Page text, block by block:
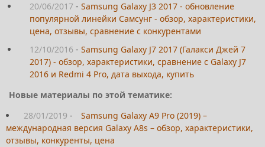
20/06/2017 - Samsung Galaxy J3 2017 - обновление
популярной линейки Самсунг - обзор, характеристики,
цена, отзывы, сравнение с конкурентами
12/10/2016 - Samsung Galaxy J7 2017 (Галакси Джей 7
2017) - обзор, характеристики, сравнение с Galaxy J7
2016 и Redmi 4 Pro, дата выхода, купить
Новые материалы по этой тематике:
28/01/2019 -
Samsung Galaxy A9 Pro (2019) –
международная версия Galaxy A8s – обзор, характеристики,
отзывы, конкуренты, цена